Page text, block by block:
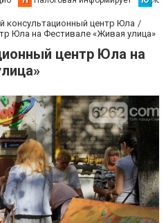
консультационный центр Юла
Юла на Фестивале «Живая улица»
центр Юла на